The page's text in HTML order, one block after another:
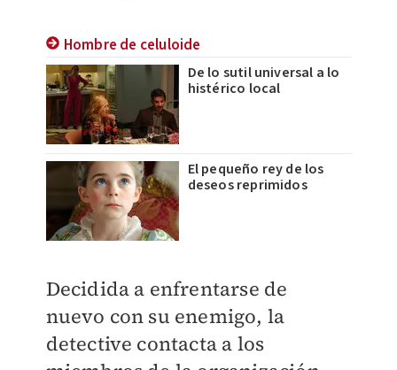
Hombre de celuloide
De lo sutil universal a lo
histérico local
El pequeño rey de los
deseos reprimidos
Decidida a enfrentarse de
nuevo con su enemigo, la
detective contacta a los